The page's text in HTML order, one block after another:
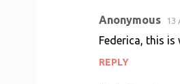
Anonymous 13
Federica, this
REPLY